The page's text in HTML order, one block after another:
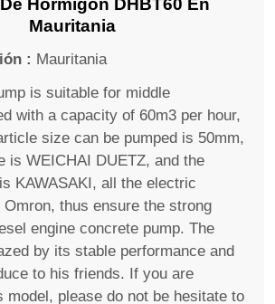
Hormigón DHBT60 En
Mauritania
: Mauritania
is suitable for middle
with a capacity of 60m3 per hour,
size can be pumped is 50mm,
is WEICHAI DUETZ, and the
KAWASAKI, all the electric
thus ensure the strong
engine concrete pump. The
by its stable performance and
to his friends. If you are
model, please do not be hesitate to